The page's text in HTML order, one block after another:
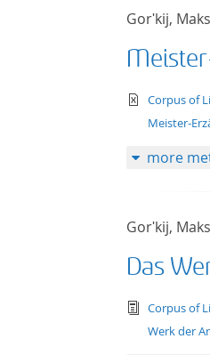
Gorʹkij,
text/xml
Corpus of
Meister-
more
Gorʹkij,
Das
text/
Corpus of
Werk der